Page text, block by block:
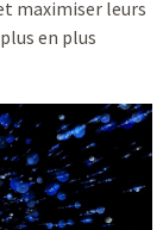
maximiser leurs
en plus